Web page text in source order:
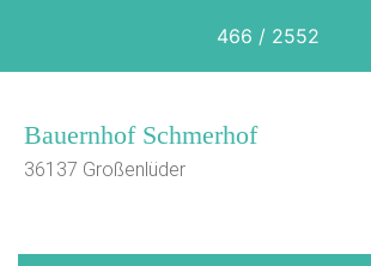
466 / 2552
Bauernhof Schmerhof
36137 Großenlüder
1/3